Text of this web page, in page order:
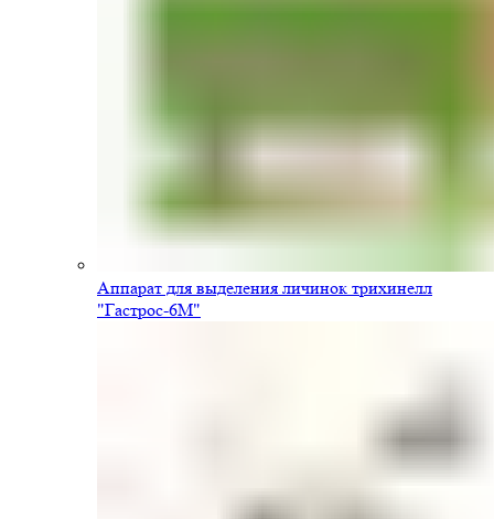
Аппарат для выделения личинок трихинелл
"Гастрос-6М"